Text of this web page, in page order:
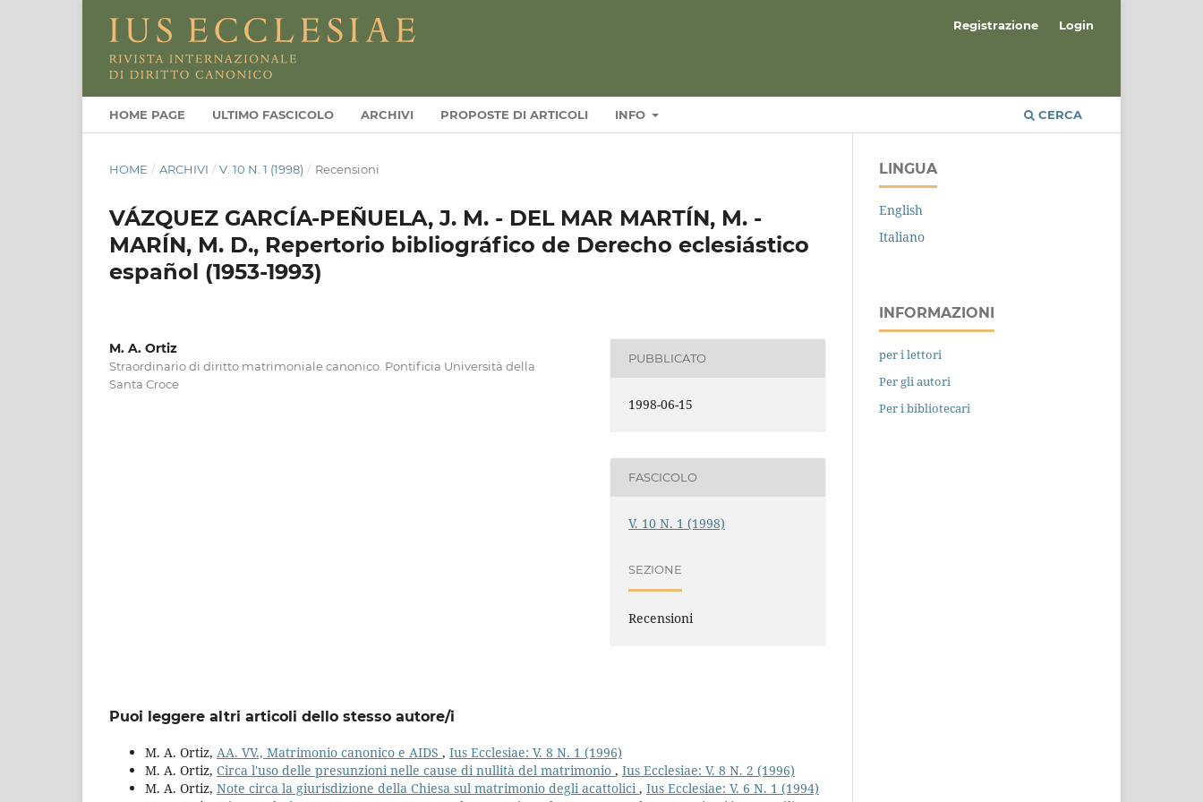
HOME PAGE ULTIMO FASCICOLO ARCHIVI PROPOSTE DI ARTICOLI INFO CERCA
Registrazione Login
HOME / ARCHIVI / V. 10 N. 1 (1998) / Recensioni
VÁZQUEZ GARCÍA-PEÑUELA, J. M. - DEL MAR MARTÍN, M. -
MARÍN, M. D., Repertorio bibliográfico de Derecho eclesiástico
español (1953-1993)
M. A. Ortiz
Straordinario di diritto matrimoniale canonico. Pontificia Università della
Santa Croce
PUBBLICATO
1998-06-15
FASCICOLO
V. 10 N. 1 (1998)
SEZIONE
Recensioni
Puoi leggere altri articoli dello stesso autore/i
M. A. Ortiz, AA. VV., Matrimonio canonico e AIDS , Ius Ecclesiae: V. 8 N. 1 (1996)
M. A. Ortiz, Circa l'uso delle presunzioni nelle cause di nullità del matrimonio , Ius Ecclesiae: V. 8 N. 2 (1996)
M. A. Ortiz, Note circa la giurisdizione della Chiesa sul matrimonio degli acattolici, Ius Ecclesiae: V. 6 N. 1 (1994)
LINGUA
English
Italiano
INFORMAZIONI
per i lettori
Per gli autori
Per i bibliotecari